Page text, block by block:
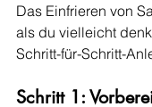
Das Einfrieren von
als du vielleicht
Schritt-für-Schritt-
Schritt 1: